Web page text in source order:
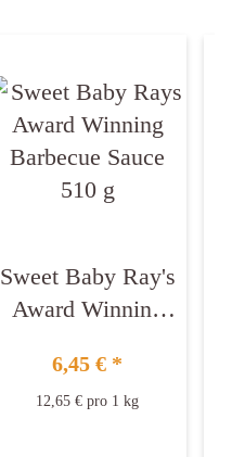
Sweet Baby Ray's
Award Winning
510 g
6,45 € *
12,65 € pro 1 kg